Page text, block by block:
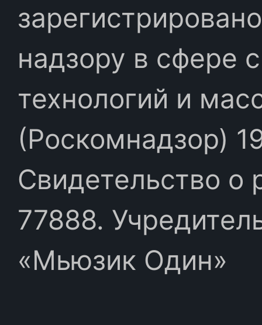
надзору в сфере
технологий и
(Роскомнадзор)
Свидетельство
77888.
«Мьюзик Один»